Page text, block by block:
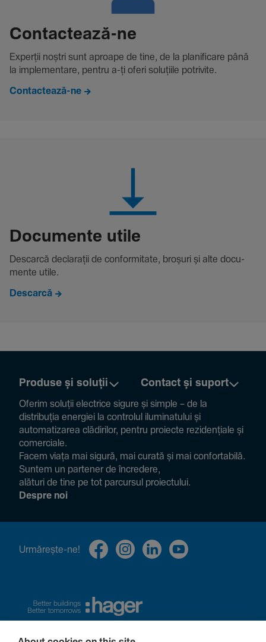
Contac­tează-ne
Experții noștri sunt aproape de tine, de la plani­fi­care până
la imple­men­tare, pentru a-ți oferi solu­țiile potri­vite.
Contactează-ne
Docu­mente utile
Descarcă decla­rații de conformitate, broșuri și alte docu­
mente utile.
Descarcă
Produse și soluții Contact și suport
Oferim soluții electrice sigure și simple – de la
distribuția energiei la controlul ilumi­na­tului și
auto­ma­ti­zarea clădi­rilor, pentru proiecte rezi­den­țiale și
comer­ciale.
Facem viața mai sigură, mai curată și mai confor­ta­bilă.
Suntem un partener de încre­dere,
alături de tine pe tot parcursul proiec­tului.
Despre noi
Urmă­rește-ne!